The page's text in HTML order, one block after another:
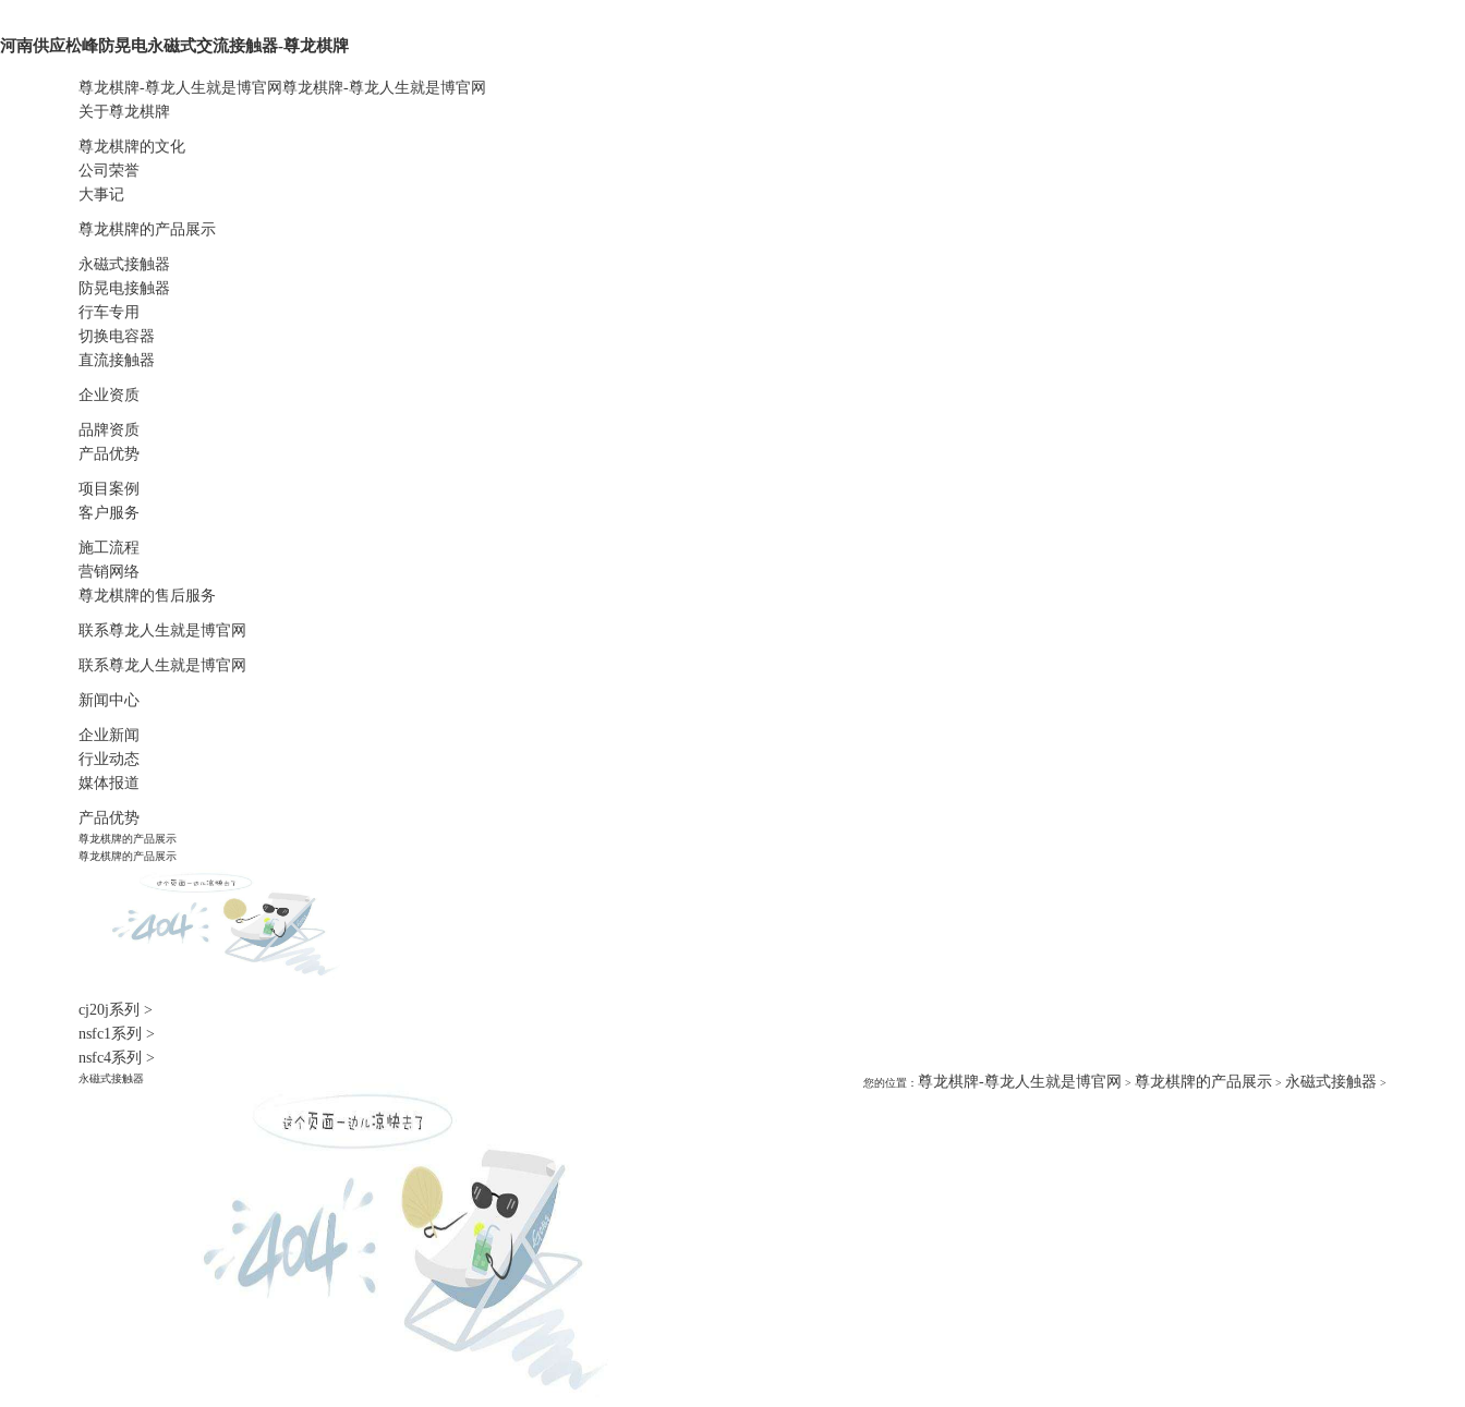
河南供应松峰防晃电永磁式交流接触器-尊龙棋牌
尊龙棋牌-尊龙人生就是博官网 尊龙棋牌-尊龙人生就是博官网
关于尊龙棋牌
尊龙棋牌的文化
公司荣誉
大事记
尊龙棋牌的产品展示
永磁式接触器
防晃电接触器
行车专用
切换电容器
直流接触器
企业资质
品牌资质
产品优势
项目案例
客户服务
施工流程
营销网络
尊龙棋牌的售后服务
联系尊龙人生就是博官网
联系尊龙人生就是博官网
新闻中心
企业新闻
行业动态
媒体报道
产品优势
尊龙棋牌的产品展示
尊龙棋牌的产品展示
cj20j系列 >
nsfc1系列 >
nsfc4系列 >
永磁式接触器 您的位置： 尊龙棋牌-尊龙人生就是博官网 > 尊龙棋牌的产品展示 > 永磁式接触器 >